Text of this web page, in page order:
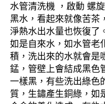
水管清洗機 ，啟動 螺
黑水，看起來就像苦茶
淨熱水出水量也恢復了
如是自來水，如水管老
積，洗出來的水就會是
錳，管壁上會結成黑色
一樣黑，有些洗出綠色
質，生鏽產生銅綠，如